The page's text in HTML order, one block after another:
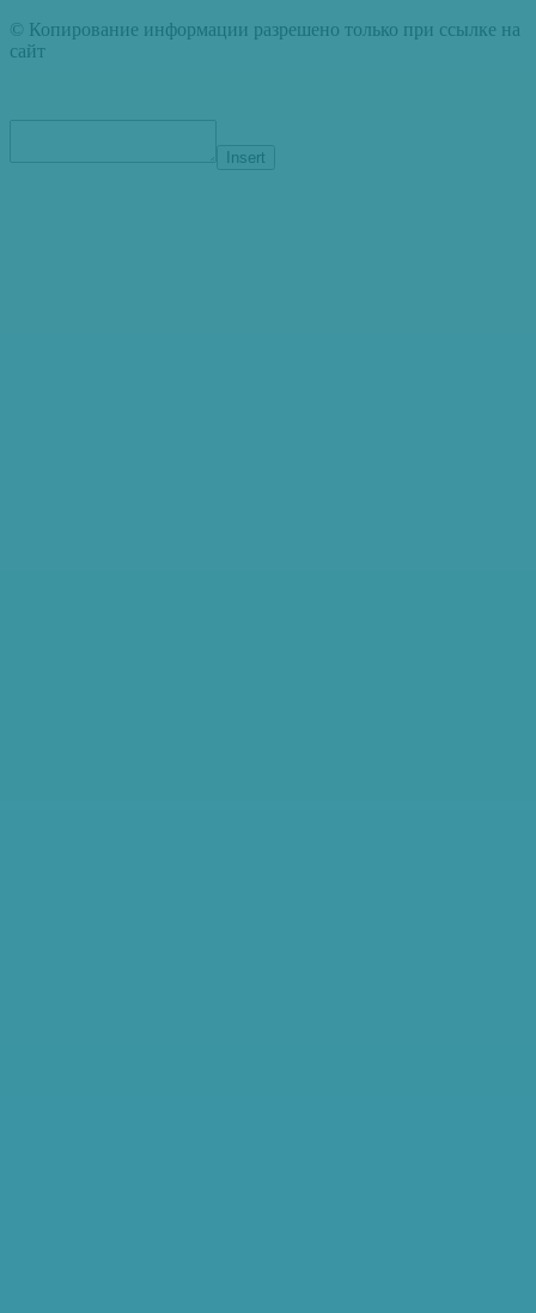
© Копирование информации разрешено только при ссылке на
сайт
Insert